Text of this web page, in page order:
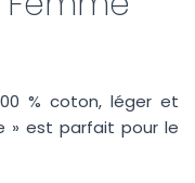
% coton, léger et
» est parfait pour le